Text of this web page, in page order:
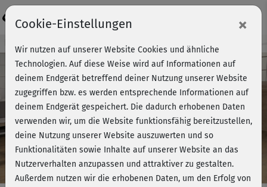
Play
Video
Kursvorschau - Jetzt mitmachen!
Cookie-Einstellungen ×
Wir nutzen auf unserer Website Cookies und ähnliche
Technologien. Auf diese Weise wird auf Informationen auf
deinem Endgerät betreffend deiner Nutzung unserer Website
zugegriffen bzw. es werden entsprechende Informationen auf
deinem Endgerät gespeichert. Die dadurch erhobenen Daten
verwenden wir, um die Website funktionsfähig bereitzustellen,
deine Nutzung unserer Website auszuwerten und so
Funktionalitäten sowie Inhalte auf unserer Website an das
Nutzerverhalten anzupassen und attraktiver zu gestalten.
Außerdem nutzen wir die erhobenen Daten, um den Erfolg von